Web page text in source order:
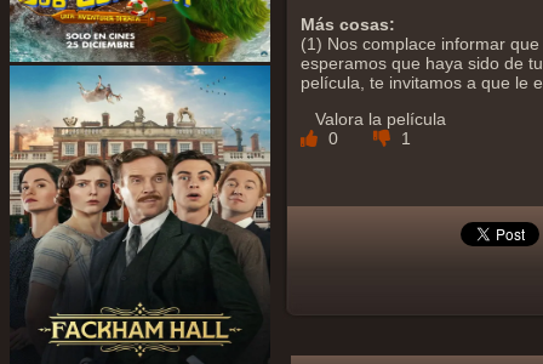
Más cosas:
(1) Nos complace informar
esperamos que haya sido de
película, te invitamos a que le
Valora la película
0
1